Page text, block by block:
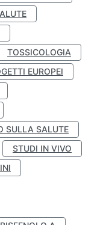
TOSSICOLOGIA
EUROPEI
SULLA SALUTE
STUDI IN VIVO